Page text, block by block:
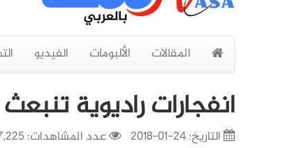
المقالات الألبومات الفيديو
انفجارات راديوية
التاريخ:24-01-2018 عدد المشاهدات: 7,225